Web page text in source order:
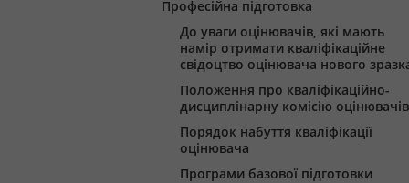
Професійна підготовка
До уваги оцінювачів, які мають
намір отримати кваліфікаційне
свідоцтво оцінювача нового
Положення про кваліфікаційно-
дисциплінарну комісію оцінювачів
Порядок набуття кваліфікації
оцінювача
Програми базової підготовки